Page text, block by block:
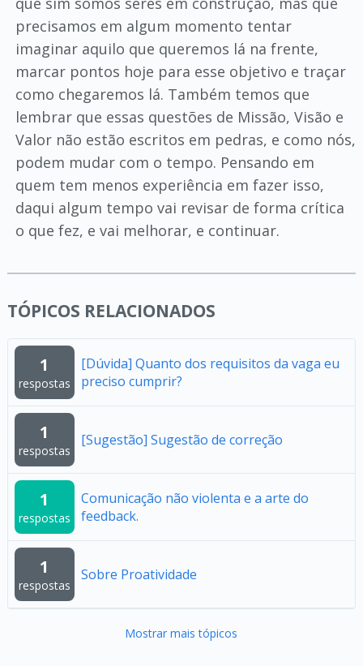
precisamos em algum momento tentar
imaginar aquilo que queremos lá na frente,
marcar pontos hoje para esse objetivo e traçar
como chegaremos lá. Também temos que
lembrar que essas questões de Missão, Visão e
Valor não estão escritos em pedras, e como nós,
podem mudar com o tempo. Pensando em
quem tem menos experiência em fazer isso,
daqui algum tempo vai revisar de forma crítica
o que fez, e vai melhorar, e continuar.
TÓPICOS RELACIONADOS
1
respostas
[Dúvida] Quanto dos requisitos da vaga eu
preciso cumprir?
1
respostas
[Sugestão] Sugestão de correção
1
respostas
Comunicação não violenta e a arte do
feedback.
1
respostas
Sobre Proatividade
Mostrar mais tópicos